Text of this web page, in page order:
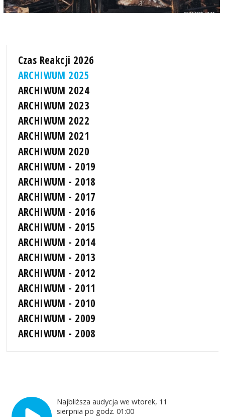
Czas Reakcji 2026
ARCHIWUM 2025
ARCHIWUM 2024
ARCHIWUM 2023
ARCHIWUM 2022
ARCHIWUM 2021
ARCHIWUM 2020
ARCHIWUM - 2019
ARCHIWUM - 2018
ARCHIWUM - 2017
ARCHIWUM - 2016
ARCHIWUM - 2015
ARCHIWUM - 2014
ARCHIWUM - 2013
ARCHIWUM - 2012
ARCHIWUM - 2011
ARCHIWUM - 2010
ARCHIWUM - 2009
ARCHIWUM - 2008
Najbliższa audycja we wtorek, 11
sierpnia po godz. 01:00